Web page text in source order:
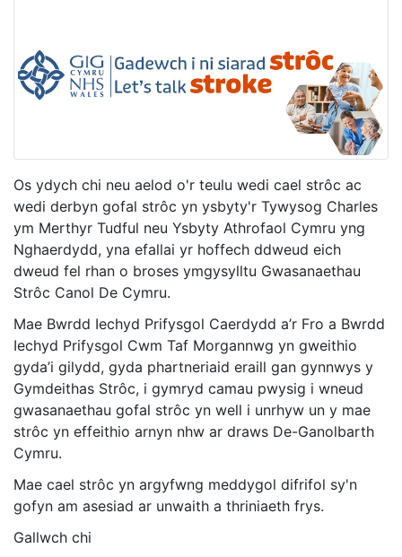
Os ydych chi neu aelod o'r teulu wedi cael strôc ac
wedi derbyn gofal strôc yn ysbyty'r Tywysog Charles
ym Merthyr Tudful neu Ysbyty Athrofaol Cymru yng
Nghaerdydd, yna efallai yr hoffech ddweud eich
dweud fel rhan o broses ymgysylltu Gwasanaethau
Strôc Canol De Cymru.
Mae Bwrdd Iechyd Prifysgol Caerdydd a’r Fro a Bwrdd
Iechyd Prifysgol Cwm Taf Morgannwg yn gweithio
gyda’i gilydd, gyda phartneriaid eraill gan gynnwys y
Gymdeithas Strôc, i gymryd camau pwysig i wneud
gwasanaethau gofal strôc yn well i unrhyw un y mae
strôc yn effeithio arnyn nhw ar draws De-Ganolbarth
Cymru.
Mae cael strôc yn argyfwng meddygol difrifol sy'n
gofyn am asesiad ar unwaith a thriniaeth frys.
Gallwch chi